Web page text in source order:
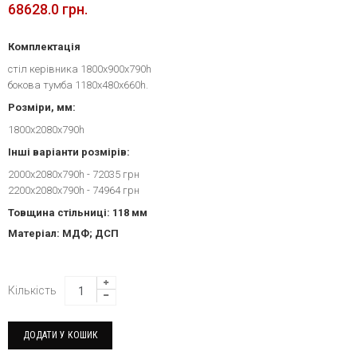
68628.0 грн.
Комплектація
стіл керівника 1800х900х790h
бокова тумба 1180х480х660h.
Розміри, мм:
1800х2080х790h
Інші варіанти розмірів:
2000х2080х790h - 72035 грн
2200х2080х790h - 74964 грн
Товщина стільниці: 118 мм
Матеріал: МДФ; ДСП
Кількість